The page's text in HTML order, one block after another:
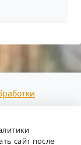
и
агентствах
сайт после